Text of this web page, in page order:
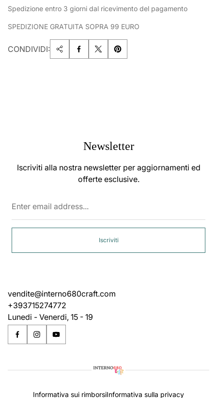
Spedizione entro 3 giorni dal ricevimento del pagamento
SPEDIZIONE GRATUITA SOPRA 99 EURO
CONDIVIDI:
Newsletter
Iscriviti alla nostra newsletter per aggiornamenti ed
offerte esclusive.
Iscriviti
vendite@interno680craft.com
+393715274772
Lunedi - Venerdi, 15 - 19
Informativa sui rimborsiInformativa sulla privacy